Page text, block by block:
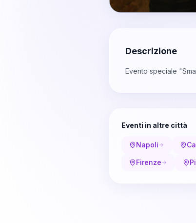
Descrizione
Evento speciale
Eventi in altre città
Napoli
Firenze